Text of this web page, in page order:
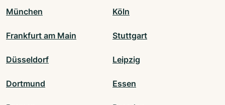
München Köln
Frankfurt am Main Stuttgart
Düsseldorf Leipzig
Dortmund Essen